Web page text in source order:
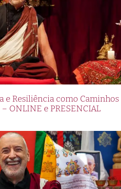
e Resiliência como Caminhos
ONLINE e PRESENCIAL